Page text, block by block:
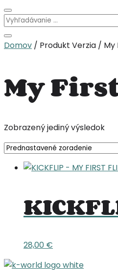
Domov / Produkt Verzia / My
My
Zobrazený jediný výsledok
28,00 €